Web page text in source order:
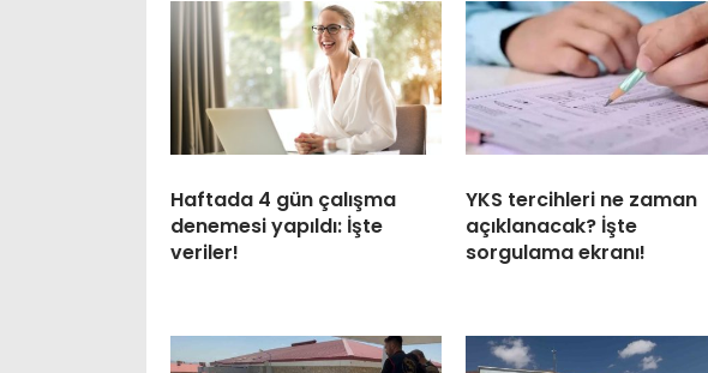
Haftada 4 gün çalışma
denemesi yapıldı: İşte
veriler!
YKS tercihleri ne zaman
açıklanacak? İşte
sorgulama ekranı!